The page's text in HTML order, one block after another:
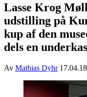
Lasse Krog
udstilling på
kup af den
dels en
Av Mathias Dyhr 17.04.18